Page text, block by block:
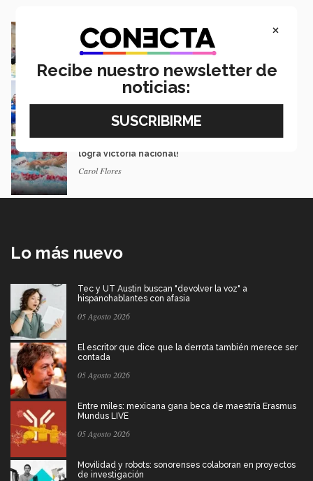
¡Jaque mate! La mexicana de 16 que aspira
llegar al mundial de ajedrez
Saray González
¡Ganan 14 medallas! Borregos CEM en
Campeonato Nacional de Atletismo
logra victoria nacional!
Carol Flores
Lo más nuevo
Tec y UT Austin buscan "devolver la voz" a
hispanohablantes con afasia
05 Agosto 2026
El escritor que dice que la derrota también merece ser
contada
05 Agosto 2026
Entre miles: mexicana gana beca de maestría Erasmus
Mundus LIVE
05 Agosto 2026
Movilidad y robots: sonorenses colaboran en proyectos
de investigación
×
Recibe nuestro newsletter de
noticias: